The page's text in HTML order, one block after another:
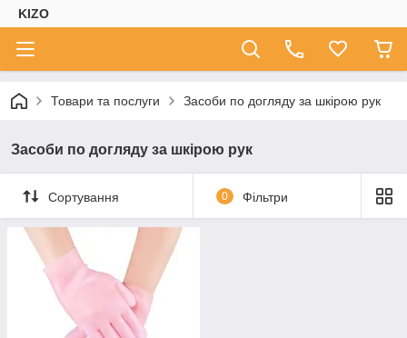
KIZO
Товари та послуги Засоби по догляду за шкірою рук
Засоби по догляду за шкірою рук
Сортування 0 Фільтри